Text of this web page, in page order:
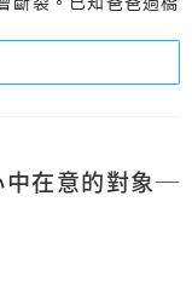
在意的對象─